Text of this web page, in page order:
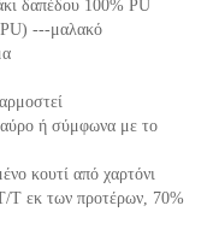
δαπέδου 100% PU
---μαλακό
ή σύμφωνα με το
κουτί από χαρτόνι
T εκ των προτέρων, 70%